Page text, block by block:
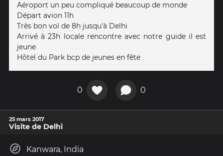
Aéroport un peu compliqué beaucoup de monde
Départ avion 11h
Très bon vol de 8h jusqu'à Delhi
Arrivé à 23h locale rencontre avec notre guide il est
jeune
Hôtel du Park bcp de jeunes en fête
0 0
25 mars 2017
Visite de Delhi
Kanwara, India